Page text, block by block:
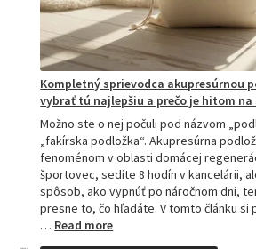
Kompletný sprievodca akupresúrnou
vybrať tú najlepšiu a prečo je hitom na
Možno ste o nej počuli pod názvom
„fakírska podložka“. Akupresúrna
fenoménom v oblasti domácej
športovec, sedíte 8 hodín v kancelárii,
spôsob, ako vypnúť po náročnom dni,
presne to, čo hľadáte. V tomto článku si
… Read more: